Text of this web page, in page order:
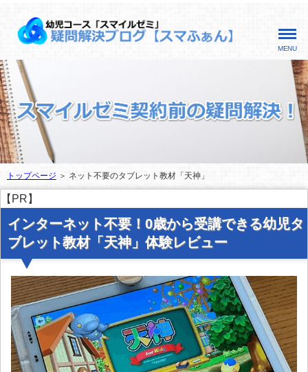
MENU
トップページ ＞ ネット不要のタブレット教材「天神」
【PR】
インターネット不要！0歳から受講できる幼児タ
ブレット教材「天神」体験レビュー